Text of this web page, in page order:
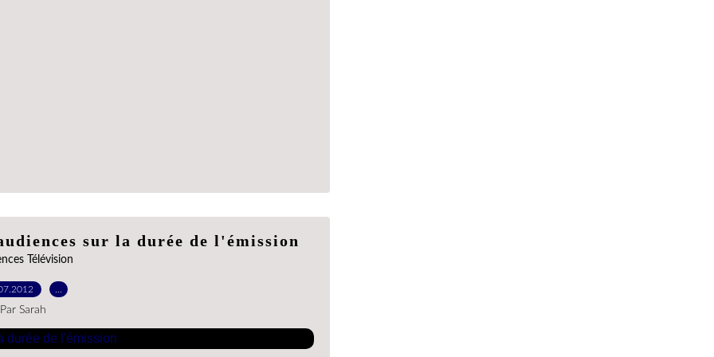
sur la durée de l'émission
Télévision
Par Sarah